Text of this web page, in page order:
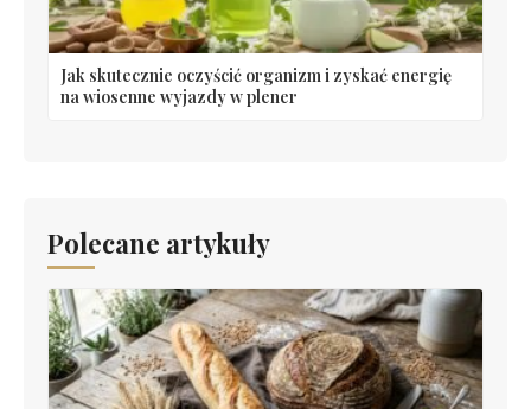
Jak skutecznie oczyścić organizm i zyskać energię
na wiosenne wyjazdy w plener
Polecane artykuły